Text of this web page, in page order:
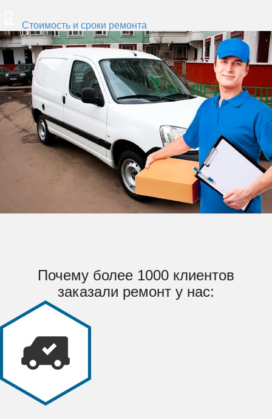
Стоимость и сроки ремонта
Почему более 1000 клиентов
заказали ремонт у нас: